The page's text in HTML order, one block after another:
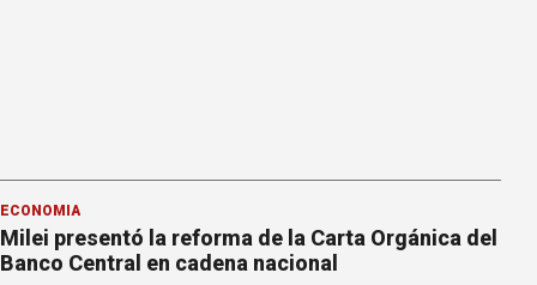
ECONOMÍA
Milei presentó la reforma de la Carta Orgánica del
Banco Central en cadena nacional